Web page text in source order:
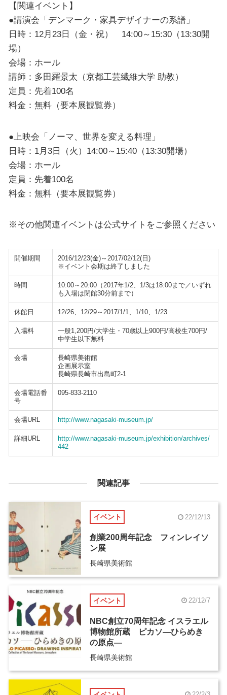
【関連イベント】
●講演会「デンマーク・家具デザイナーの系譜」
日時：12月23日（金・祝） 14:00～15:30（13:30開
場）
会場：ホール
講師：多田羅景太（京都工芸繊維大学 助教）
定員：先着100名
料金：無料（要本展観覧券）
●上映会「ノーマ、世界を変える料理」
日時：1月3日（火）14:00～15:40（13:30開場）
会場：ホール
定員：先着100名
料金：無料（要本展観覧券）
※その他関連イベントは公式サイトをご参照ください
開催期間
2016/12/23(金)～2017/02/12(日)
※イベント会期は終了しました
時間
10:00～20:00（2017年1/2、1/3は18:00まで／いずれ
も入場は閉館30分前まで）
休館日 12/26、12/29～2017/1/1、1/10、1/23
入場料
一般1,200円/大学生・70歳以上900円/高校生700円/
中学生以下無料
会場
長崎県美術館
企画展示室
長崎県長崎市出島町2-1
会場電話番
号
095-833-2110
会場URL http://www.nagasaki-museum.jp/
詳細URL
http://www.nagasaki-museum.jp/exhibition/archives/
442
関連記事
イベント 22/12/13
創業200周年記念 フィンレイソ
ン展
長崎県美術館
イベント 22/12/7
NBC創立70周年記念 イスラエル
博物館所蔵 ピカソ―ひらめき
の原点―
長崎県美術館